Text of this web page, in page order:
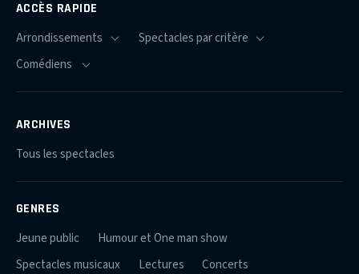
ACCÈS RAPIDE
ARCHIVES
Tous les spectacles
GENRES
Jeune public
Humour et One man show
Spectacles musicaux
Lectures
Concerts